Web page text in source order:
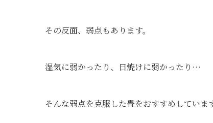
その反面、弱点もあります。
湿気に弱かったり、日焼けに弱かったり…
そんな弱点を克服した畳をおすすめしています